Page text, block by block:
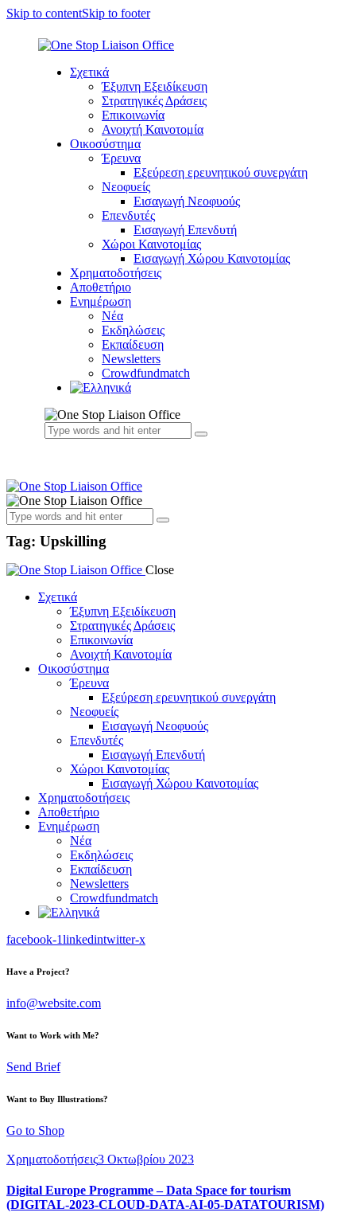
Skip to contentSkip to footer
Σχετικά
Έξυπνη Εξειδίκευση
Στρατηγικές Δράσεις
Επικοινωνία
Ανοιχτή Καινοτομία
Οικοσύστημα
Έρευνα
Εξεύρεση ερευνητικού συνεργάτη
Νεοφυείς
Εισαγωγή Νεοφυούς
Επενδυτές
Εισαγωγή Επενδυτή
Χώροι Καινοτομίας
Εισαγωγή Χώρου Καινοτομίας
Χρηματοδοτήσεις
Αποθετήριο
Ενημέρωση
Νέα
Εκδηλώσεις
Εκπαίδευση
Newsletters
Crowdfundmatch
Tag: Upskilling
Close
Σχετικά
Έξυπνη Εξειδίκευση
Στρατηγικές Δράσεις
Επικοινωνία
Ανοιχτή Καινοτομία
Οικοσύστημα
Έρευνα
Εξεύρεση ερευνητικού συνεργάτη
Νεοφυείς
Εισαγωγή Νεοφυούς
Επενδυτές
Εισαγωγή Επενδυτή
Χώροι Καινοτομίας
Εισαγωγή Χώρου Καινοτομίας
Χρηματοδοτήσεις
Αποθετήριο
Ενημέρωση
Νέα
Εκδηλώσεις
Εκπαίδευση
Newsletters
Crowdfundmatch
facebook-1linkedintwitter-x
Have a Project?
info@website.com
Want to Work with Me?
Send Brief
Want to Buy Illustrations?
Go to Shop
Χρηματοδοτήσεις3 Οκτωβρίου 2023
Digital Europe Programme – Data Space for tourism
(DIGITAL-2023-CLOUD-DATA-AI-05-DATATOURISM)